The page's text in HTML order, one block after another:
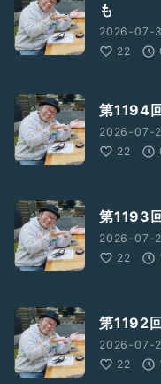
も
2026-07-
22
第1194
2026-07-
22
第1193
2026-07-
22
第1192
2026-07-
22